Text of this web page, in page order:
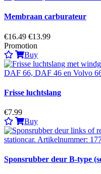
Membraan carburateur
€16.49 €13.99
Promotion
Buy
Frisse luchtslang
€7.99
Buy
Sponsrubber deur B-type